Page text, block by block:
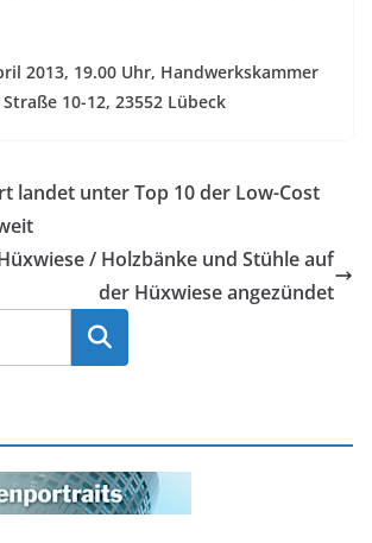
2013, 19.00 Uhr, Handwerkskammer
10-12, 23552 Lübeck
landet unter Top 10 der Low-Cost
/ Holzbänke und Stühle auf
der Hüxwiese angezündet
Suchen